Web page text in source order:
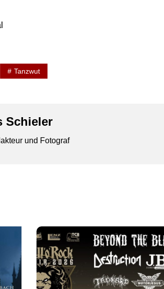
Tanzwut
Schieler
und Fotograf